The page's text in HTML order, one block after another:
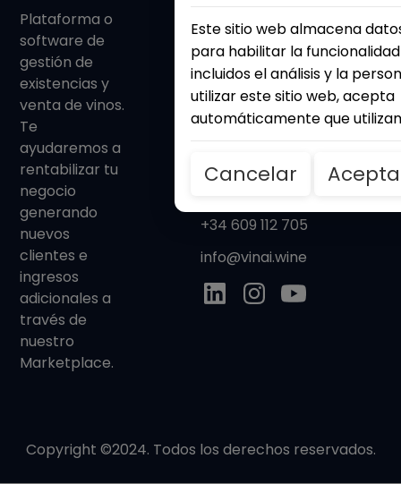
Este sitio web almacena
para habilitar la
incluidos el análisis y la
utilizar este sitio web, acepta
automáticamente que
Cancelar
Plataforma o
software de
gestión de
existencias y
venta de vinos.
Te
ayudaremos a
rentabilizar tu
negocio
generando
nuevos
clientes e
ingresos
adicionales a
través de
nuestro
Marketplace.
Iniciar sesión
Legal
Política de privacidad
Términos y condiciones
Contacto
+34 609 112 705
info@vinai.wine
Copyright ©2024. Todos los derechos reservados.